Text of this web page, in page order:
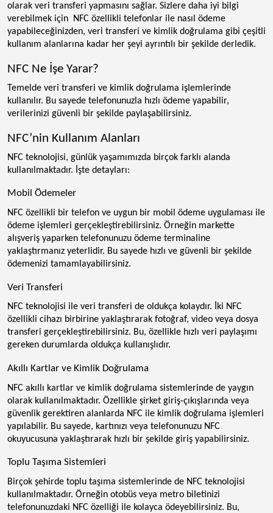
olarak veri transferi yapmasını sağlar. Sizlere daha iyi bilgi
verebilmek için NFC özellikli telefonlar ile nasıl ödeme
yapabileceğinizden, veri transferi ve kimlik doğrulama gibi çeşitli
kullanım alanlarına kadar her şeyi ayrıntılı bir şekilde derledik.
NFC Ne İşe Yarar?
Temelde veri transferi ve kimlik doğrulama işlemlerinde
kullanılır. Bu sayede telefonunuzla hızlı ödeme yapabilir,
verilerinizi güvenli bir şekilde paylaşabilirsiniz.
NFC’nin Kullanım Alanları
NFC teknolojisi, günlük yaşamımızda birçok farklı alanda
kullanılmaktadır. İşte detayları:
Mobil Ödemeler
NFC özellikli bir telefon ve uygun bir mobil ödeme uygulaması ile
ödeme işlemleri gerçekleştirebilirsiniz. Örneğin markette
alışveriş yaparken telefonunuzu ödeme terminaline
yaklaştırmanız yeterlidir. Bu sayede hızlı ve güvenli bir şekilde
ödemenizi tamamlayabilirsiniz.
Veri Transferi
NFC teknolojisi ile veri transferi de oldukça kolaydır. İki NFC
özellikli cihazı birbirine yaklaştırarak fotoğraf, video veya dosya
transferi gerçekleştirebilirsiniz. Bu, özellikle hızlı veri paylaşımı
gereken durumlarda oldukça kullanışlıdır.
Akıllı Kartlar ve Kimlik Doğrulama
NFC akıllı kartlar ve kimlik doğrulama sistemlerinde de yaygın
olarak kullanılmaktadır. Özellikle şirket giriş-çıkışlarında veya
güvenlik gerektiren alanlarda NFC ile kimlik doğrulama işlemleri
yapılabilir. Bu sayede, kartınızı veya telefonunuzu NFC
okuyucusuna yaklaştırarak hızlı bir şekilde giriş yapabilirsiniz.
Toplu Taşıma Sistemleri
Birçok şehirde toplu taşıma sistemlerinde de NFC teknolojisi
kullanılmaktadır. Örneğin otobüs veya metro biletinizi
telefonunuzdaki NFC özelliği ile kolayca ödeyebilirsiniz. Bu,